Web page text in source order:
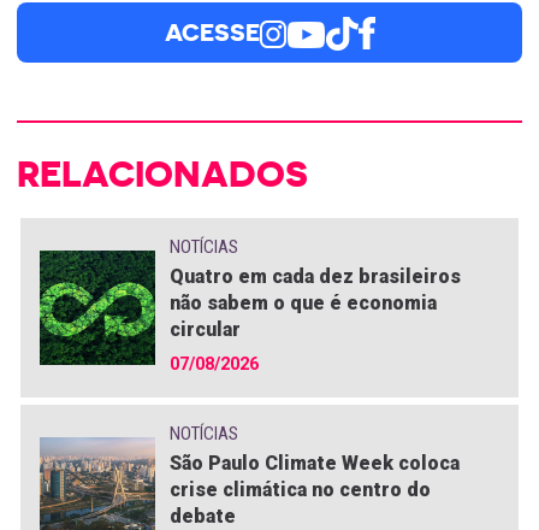
ACESSE
RELACIONADOS
NOTÍCIAS
Quatro em cada dez brasileiros
não sabem o que é economia
circular
07/08/2026
NOTÍCIAS
São Paulo Climate Week coloca
crise climática no centro do
debate